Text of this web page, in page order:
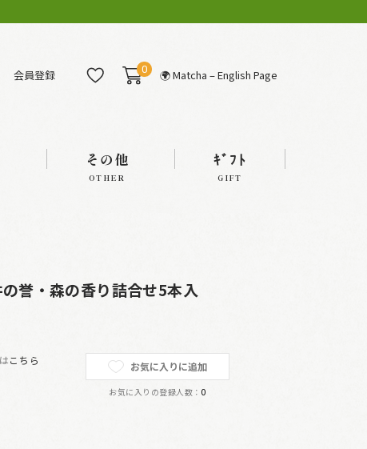
会員登録 0 🌍 Matcha – English Page
その他
OTHER
ｷﾞﾌﾄ
GIFT
誉・森の香り詰合せ5本入
こちら お気に入りに追加
お気に入りの登録人数： 0